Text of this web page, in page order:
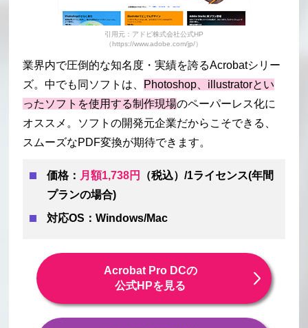
引用元：アドビ株式会社公式HP
（https://www.adobe.com/jp/）
業界内で圧倒的な知名度・実績を誇るAcrobatシリー
ズ。中でも同ソフトは、 Photoshop、illustratorとい
ったソフトを使用する制作現場のペーパーレス化に
オススメ。ソフトの開発元企業だからこそできる、
スムーズなPDF変換が期待できます。
価格： 月額1,738円
（税込）/1ライセンス(年間
プランの場合)
対応OS：Windows/Mac
Acrobat Pro DCの
公式HPを見る